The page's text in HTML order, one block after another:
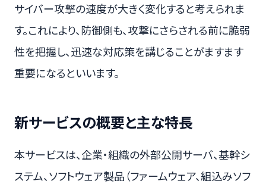
サイバー攻撃の速度が大きく変化すると考えられま
す。これにより、防御側も、攻撃にさらされる前に脆弱
性を把握し、迅速な対応策を講じることがますます
重要になるといいます。
新サービスの概要と主な特長
本サービスは、企業・組織の外部公開サーバ、基幹シ
ステム、ソフトウェア製品（ファームウェア、組込みソフ